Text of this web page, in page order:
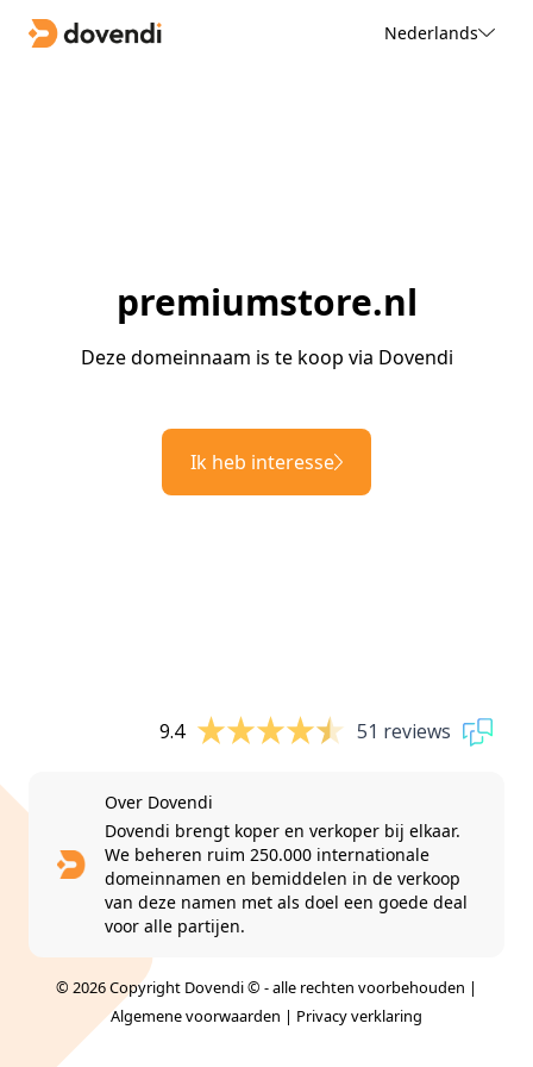
Nederlands
premiumstore.nl
Deze domeinnaam is te koop via Dovendi
Ik heb interesse
9.4 51 reviews
Over Dovendi
Dovendi brengt koper en verkoper bij elkaar.
We beheren ruim 250.000 internationale
domeinnamen en bemiddelen in de verkoop
van deze namen met als doel een goede deal
voor alle partijen.
© 2026 Copyright Dovendi © - alle rechten voorbehouden |
Algemene voorwaarden | Privacy verklaring